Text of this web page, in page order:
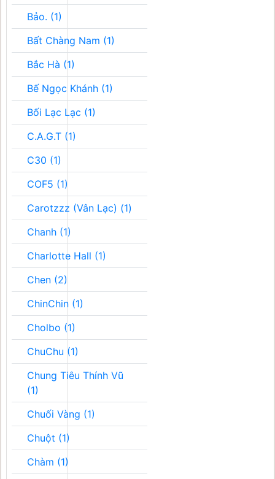
Bảo. (1)
Bất Chàng Nam (1)
Bắc Hà (1)
Bế Ngọc Khánh (1)
Bối Lạc Lạc (1)
C.A.G.T (1)
C30 (1)
COF5 (1)
Carotzzz (Vân Lạc) (1)
Chanh (1)
Charlotte Hall (1)
Chen (2)
ChinChin (1)
Cholbo (1)
ChuChu (1)
Chung Tiêu Thính Vũ
(1)
Chuối Vàng (1)
Chuột (1)
Chàm (1)